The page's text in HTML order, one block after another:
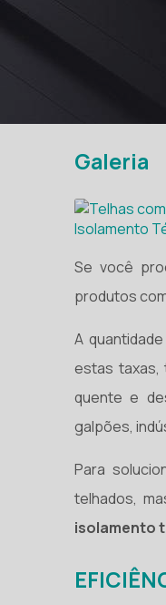
Galeria
Se você
produtos
A
estas taxas,
quente e
galpões,
Para
telhados,
isolamento